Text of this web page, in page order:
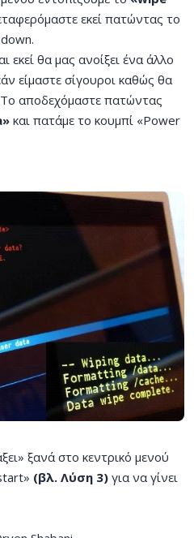
εκεί πατώντας το
θα μας ανοίξει ένα άλλο
είμαστε σίγουροι καθώς θα
αποδεχόμαστε πατώντας
και πατάμε το κουμπί «Power
ξανά στο κεντρικό μενού
(βλ. Λύση 3) για να γίνει